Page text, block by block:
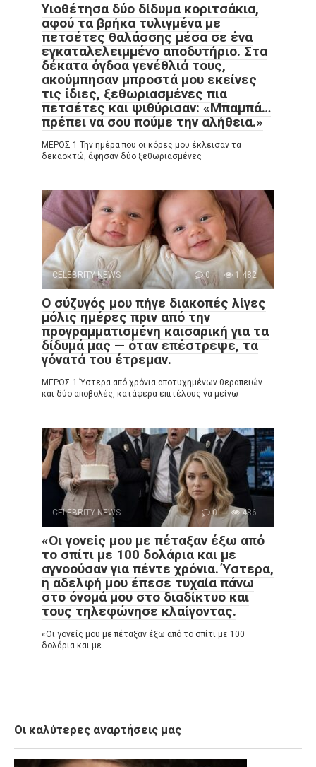
Υιοθέτησα δύο δίδυμα κοριτσάκια,
αφού τα βρήκα τυλιγμένα με
πετσέτες θαλάσσης μέσα σε ένα
εγκαταλελειμμένο αποδυτήριο. Στα
δέκατα όγδοα γενέθλιά τους,
ακούμπησαν μπροστά μου εκείνες
τις ίδιες, ξεθωριασμένες πια
πετσέτες και ψιθύρισαν: «Μπαμπά…
πρέπει να σου πούμε την αλήθεια.»
ΜΕΡΟΣ 1 Την ημέρα που οι κόρες μου έκλεισαν τα
δεκαοκτώ, άφησαν δύο ξεθωριασμένες
CELEBRITY NEWS 0 1,482
Ο σύζυγός μου πήγε διακοπές λίγες
μόλις ημέρες πριν από την
προγραμματισμένη καισαρική για τα
δίδυμά μας — όταν επέστρεψε, τα
γόνατά του έτρεμαν.
ΜΕΡΟΣ 1 Ύστερα από χρόνια αποτυχημένων θεραπειών
και δύο αποβολές, κατάφερα επιτέλους να μείνω
CELEBRITY NEWS 0 486
«Οι γονείς μου με πέταξαν έξω από
το σπίτι με 100 δολάρια και με
αγνοούσαν για πέντε χρόνια. Ύστερα,
η αδελφή μου έπεσε τυχαία πάνω
στο όνομά μου στο διαδίκτυο και
τους τηλεφώνησε κλαίγοντας.
«Οι γονείς μου με πέταξαν έξω από το σπίτι με 100
δολάρια και με
Οι καλύτερες αναρτήσεις μας